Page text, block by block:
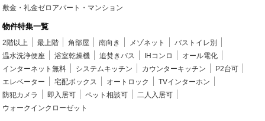
敷金・礼金ゼロアパート・マンション
物件特集一覧
2階以上 最上階 角部屋 南向き メゾネット
バストイレ別
温水洗浄便座
浴室乾燥機 追焚きバス IHコンロ
オール電化
インターネット無料
システムキッチン カウンターキッチン
P2台可
エレベーター
宅配ボックス オートロック
TVインターホン
防犯カメラ
即入居可 ペット相談可
二人入居可
ウォークインクローゼット